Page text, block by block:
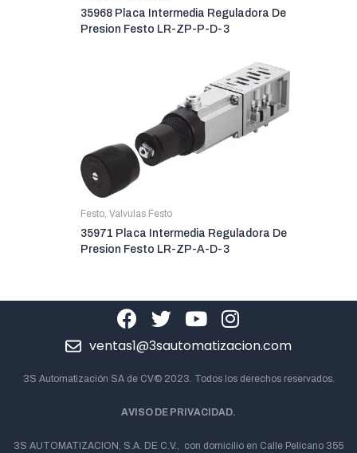
35968 Placa Intermedia Reguladora De
Presion Festo LR-ZP-P-D-3
Festo, Valvulas Festo
35971 Placa Intermedia Reguladora De
Presion Festo LR-ZP-A-D-3
ventas1@3sautomatizacion.com
3S Automatización SA de CV© 2023. Todos los derechos reservados.
AVISO DE PRIVACIDAD.
3S AUTOMATIZACION, S.A. DE C.V., con domicilio en Calle Pelícano 355